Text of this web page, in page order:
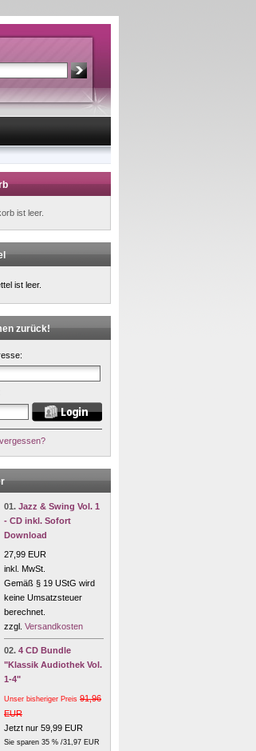
ist leer.
ist leer.
zurück!
01. Jazz & Swing Vol. 1
- CD inkl. Sofort
Download
27,99 EUR
inkl. MwSt.
Gemäß § 19 UStG wird
keine Umsatzsteuer
berechnet.
zzgl. Versandkosten
02. 4 CD Bundle
"Klassik Audiothek Vol.
1-4"
Unser bisheriger Preis 91,96
EUR
Jetzt nur 59,99 EUR
Sie sparen 35 % /31,97 EUR